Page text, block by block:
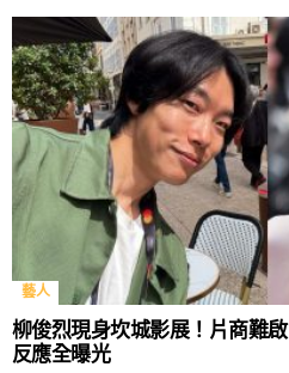
藝人
柳俊烈現身坎城影展！片商難
反應全曝光